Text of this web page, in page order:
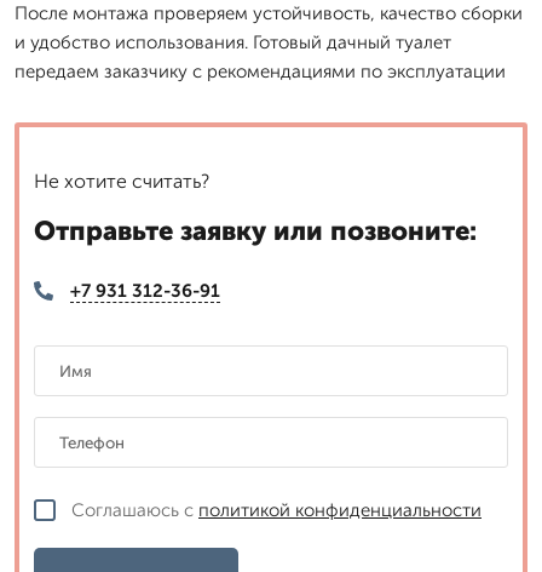
После монтажа проверяем устойчивость, качество сборки
и удобство использования. Готовый дачный туалет
передаем заказчику с рекомендациями по эксплуатации
Не хотите считать?
Отправьте заявку или позвоните:
+7 931 312-36-91
Соглашаюсь с политикой конфиденциальности